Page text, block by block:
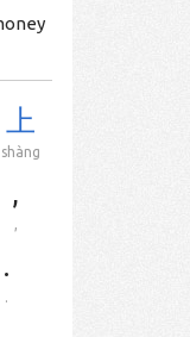
上
shàng
,
,
.
.